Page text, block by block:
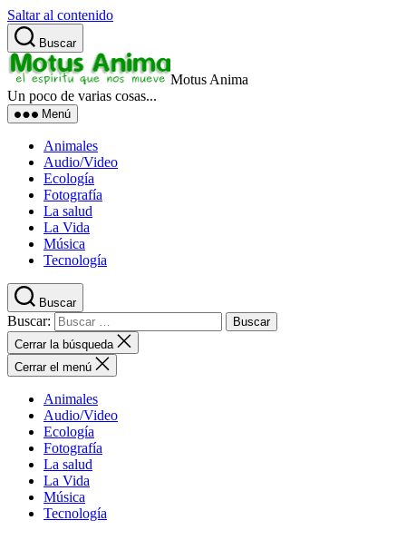
Saltar al contenido
Buscar
Motus Anima
Un poco de varias cosas...
Menú
Animales
Audio/Video
Ecología
Fotografía
La salud
La Vida
Música
Tecnología
Buscar
Buscar:
Cerrar la búsqueda
Cerrar el menú
Animales
Audio/Video
Ecología
Fotografía
La salud
La Vida
Música
Tecnología